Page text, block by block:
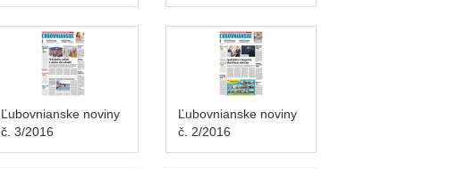
Ľubovnianske noviny
č. 3/2016
Ľubovnianske noviny
č. 2/2016